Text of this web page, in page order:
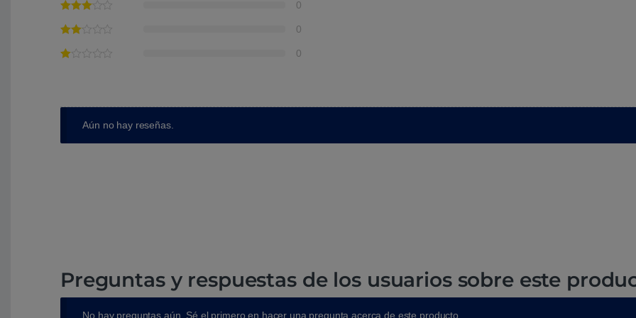
0
0
0
Aún no hay reseñas.
Preguntas y respuestas de los usuarios sobre este
No hay preguntas aún. Sé el primero en hacer una pregunta acerca de este producto.